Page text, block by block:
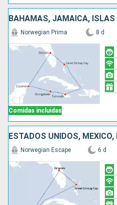
Comidas incluidas
Norwegian Prima 8 d
ESTADOS UNIDOS,
Norwegian Escape 6 d